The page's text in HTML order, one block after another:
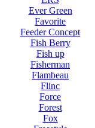
Ever Green
Favorite
Feeder Concept
Fish Berry
Fish up
Fisherman
Flambeau
Flinc
Force
Forest
Fox